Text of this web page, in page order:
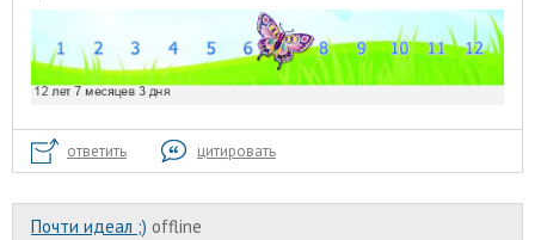
ответить цитировать
Почти идеал ;) offline